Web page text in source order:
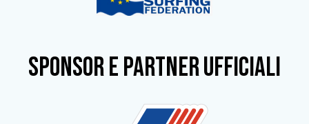
SPONSOR e partner ufficiali